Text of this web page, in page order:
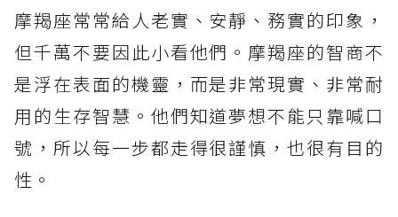
摩羯座常常給人老實、安靜、務實的印象，
但千萬不要因此小看他們。摩羯座的智商不
是浮在表面的機靈，而是非常現實、非常耐
用的生存智慧。他們知道夢想不能只靠喊口
號，所以每一步都走得很謹慎，也很有目的
性。